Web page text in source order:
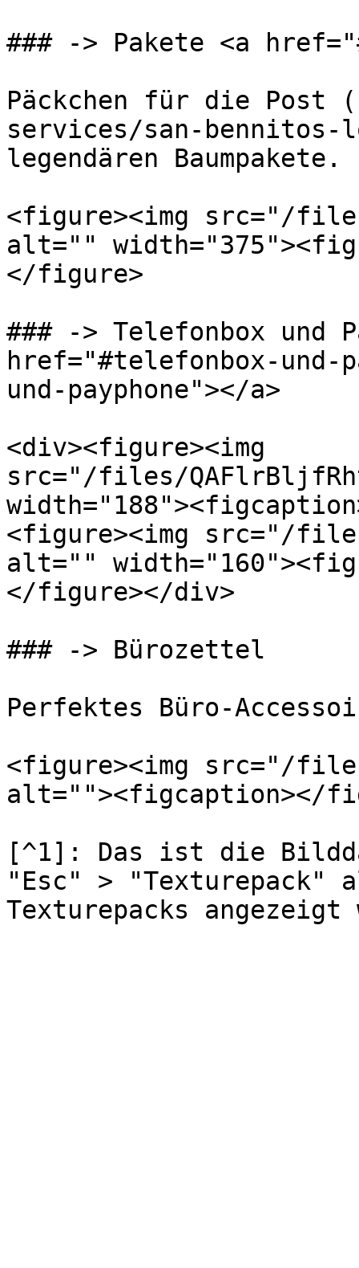
### -> Pakete <a
Päckchen für die Post
services/san-
legendären Baumpakete.
<figure><img src="/files/
alt=""
</figure>
### -> Telefonbox und
href="#telefonbox-und-
und-payphone"></a>
<div><figure><img
src="/files/
<figure><img src="/files/
alt=""
</figure></div>
### -> Bürozettel
Perfektes Büro-
<figure><img src="/files/
alt=""><figcaption></
[^1]: Das ist die
"Esc" > "Texturepack"